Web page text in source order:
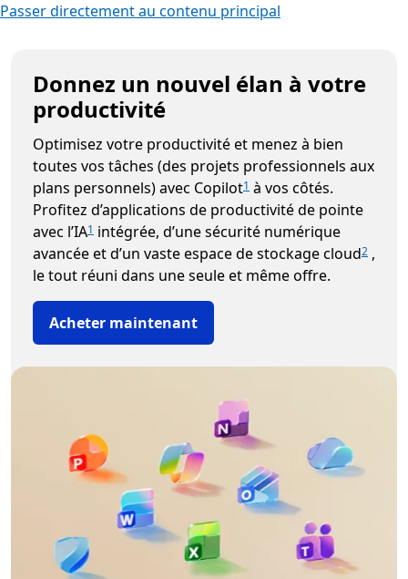
Passer directement au contenu principal
Donnez un nouvel élan à votre
productivité
Optimisez votre productivité et menez à bien
toutes vos tâches (des projets professionnels aux
plans personnels) avec Copilot1 à vos côtés.
Profitez d’applications de productivité de pointe
avec l’IA1 intégrée, d’une sécurité numérique
avancée et d’un vaste espace de stockage cloud2 ,
le tout réuni dans une seule et même offre.
Acheter maintenant